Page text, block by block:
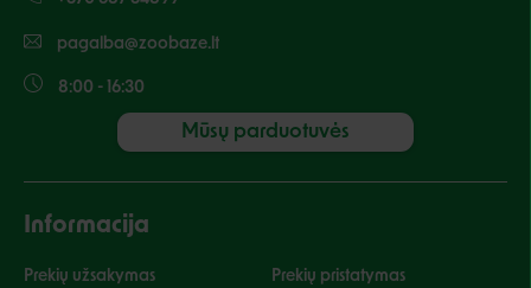
pagalba@zoobaze.lt
8:00 - 16:30
Mūsų parduotuvės
Informacija
Prekių užsakymas Prekių pristatymas